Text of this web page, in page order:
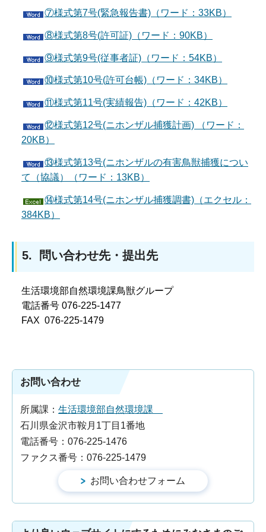
⑦様式第7号(緊急報告書)（ワード：33KB）
⑧様式第8号(許可証)（ワード：90KB）
⑨様式第9号(従事者証)（ワード：54KB）
⑩様式第10号(許可台帳)（ワード：34KB）
⑪様式第11号(実績報告)（ワード：42KB）
⑫様式第12号(ニホンザル捕獲計画) （ワード：
20KB）
⑬様式第13号(ニホンザルの有害鳥獣捕獲につい
て（協議）（ワード：13KB）
⑭様式第14号(ニホンザル捕獲調書)（エクセル：
384KB）
5. 問い合わせ先・提出先
生活環境部自然環境課鳥獣グループ
電話番号 076-225-1477
FAX 076-225-1479
お問い合わせ
所属課： 生活環境部自然環境課
石川県金沢市鞍月1丁目1番地
電話番号：076-225-1476
ファクス番号：076-225-1479